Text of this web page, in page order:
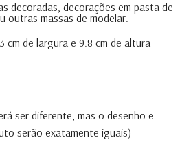
decoradas, decorações em pasta de
outras massas de modelar.
cm de largura e 9.8 cm de altura
ser diferente, mas o desenho e
serão exatamente iguais)